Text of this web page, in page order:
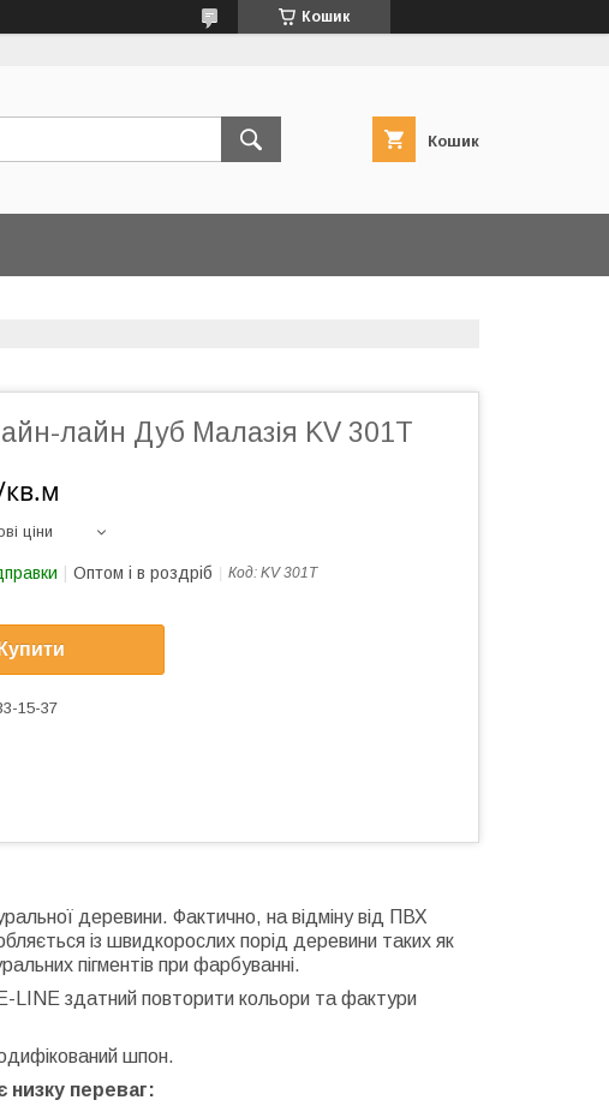
Кошик
Кошик
лайн Дуб Малазія KV 301T
ціни
Оптом і в роздріб Код: KV 301T
Купити
15-37
деревини. Фактично, на відміну від ПВХ
із швидкорослих порід деревини таких як
пігментів при фарбуванні.
- LINE здатний повторити кольори та фактури
шпон.
низку переваг: